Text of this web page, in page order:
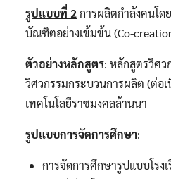
รูปแบบที่ 2การผลิตกำลังคนโด
บัณฑิตอย่างเข้มข้น (Co-
ตัวอย่างหลักสูตร: หลักสูตรวิศ
วิศวกรรมกระบวนการผลิต (ต่อ
เทคโนโลยีราชมงคลล้านนา
รูปแบบการจัดการศึกษา:
การจัดการศึกษารูปแบบโรง